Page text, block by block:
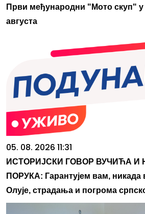
Први међународни "Мото скуп"
августа
05. 08. 2026 11:31
ИСТОРИЈСКИ ГОВОР ВУЧИЋА И
ПОРУКА: Гарантујем вам, никада
Олује, страдања и погрома